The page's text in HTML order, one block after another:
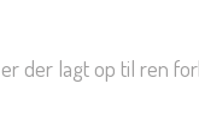
der lagt op til ren